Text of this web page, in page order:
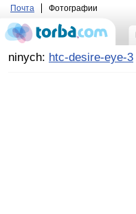
Почта Фотографии
ninych: htc-desire-eye-3